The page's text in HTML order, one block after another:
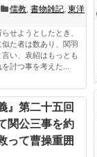
儒教 ,書物雑記 ,東洋
せようとしたとき、
た者は数あり、関羽
言い、袁紹はもっとも
討つ事を考えた...
』第二十五回
関公三事を約
って曹操重囲